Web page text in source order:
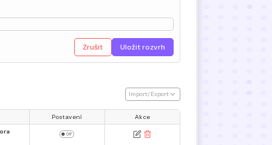
Zrušit Uložit rozvrh
Import/Export
Postavení Akce